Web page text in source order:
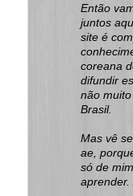
Então
juntos
site é
coreana
difundir
não
Brasil.
Mas vê
ae,
só de
aprender.